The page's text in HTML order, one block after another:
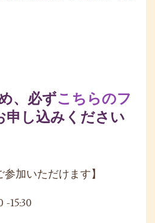
、必ずこちらのフ
申し込みください
参加いただけます】
-15:30